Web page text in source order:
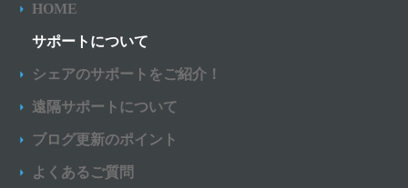
HOME
サポートについて
シェアのサポートをご紹介！
遠隔サポートについて
ブログ更新のポイント
よくあるご質問